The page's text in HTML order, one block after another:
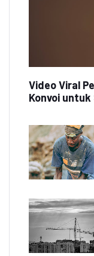
Video Viral
Konvoi